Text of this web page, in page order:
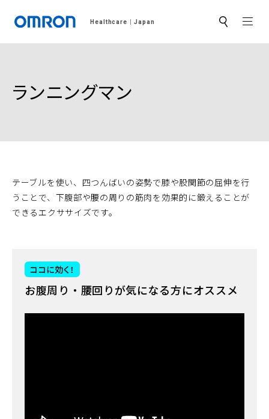
Healthcare Japan サ
ト
ランニングマン
テーブルを使い、四つんばいの姿勢で膝や股関節の屈伸を行
うことで、下腹部や腰の周りの筋肉を効果的に鍛えることが
できるエクササイズです。
ココに効く！
お腹周り・腰回りが気になる方にオススメ